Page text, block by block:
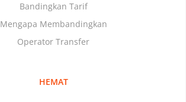
Bandingkan Tarif
Mengapa Membandingkan
Operator Transfer
HEMAT